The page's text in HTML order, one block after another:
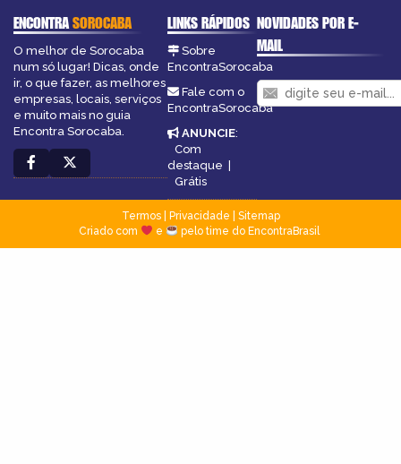
ENCONTRASOROCABA
O melhor de Sorocaba
num só lugar! Dicas, onde
ir, o que fazer, as melhores
empresas, locais, serviços
e muito mais no guia
Encontra Sorocaba.
LINKS RÁPIDOS
Sobre
EncontraSorocaba
Fale com o
EncontraSorocaba
ANUNCIE:
Com
destaque |
Grátis
NOVIDADES POR E-
MAIL
Termos| Privacidade
Sitemap
Criado com
e pelo time do EncontraBrasil